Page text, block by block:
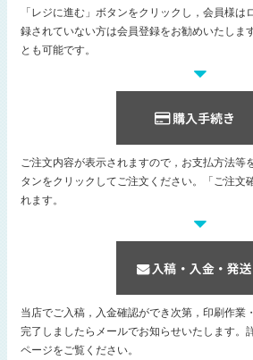
「レジに進む」ボタンをクリックし，会員様は
録されていない方は会員登録をお勧めいたしま
とも可能です。
ご注文内容が表示されますので，お支払方法等
タンをクリックしてご注文ください。「ご注文
れます。
当店でご入稿，入金確認ができ次第，印刷作業
完了しましたらメールでお知らせいたします。
ページをご覧ください。